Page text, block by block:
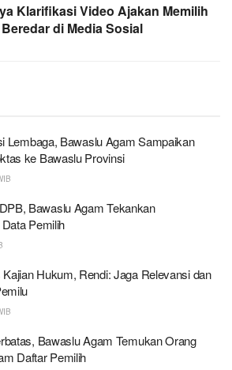
Klarifikasi Video Ajakan Memilih
di Media Sosial
Lembaga, Bawaslu Agam Sampaikan
ke Bawaslu Provinsi
Bawaslu Agam Tekankan
Pemilih
Hukum, Rendi: Jaga Relevansi dan
Bawaslu Agam Temukan Orang
Daftar Pemilih